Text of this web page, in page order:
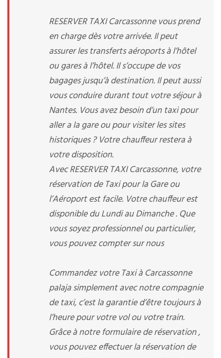
RESERVER TAXI Carcassonne vous prend
en charge dès votre arrivée. Il peut
assurer les transferts aéroports à l’hôtel
ou gares à l’hôtel. Il s’occupe de vos
bagages jusqu’à destination. Il peut aussi
vous conduire durant tout votre séjour à
Nantes. Vous avez besoin d’un taxi pour
aller a la gare ou pour visiter les sites
historiques ? Votre chauffeur restera à
votre disposition.
Avec RESERVER TAXI Carcassonne, votre
réservation de Taxi pour la Gare ou
l’Aéroport est facile. Votre chauffeur est
disponible du Lundi au Dimanche . Que
vous soyez professionnel ou particulier,
vous pouvez compter sur nous
Commandez votre Taxi à Carcassonne
palaja simplement avec notre compagnie
de taxi, c’est la garantie d’être toujours à
l’heure pour votre vol ou votre train.
Grâce à notre formulaire de réservation ,
vous pouvez effectuer la réservation de